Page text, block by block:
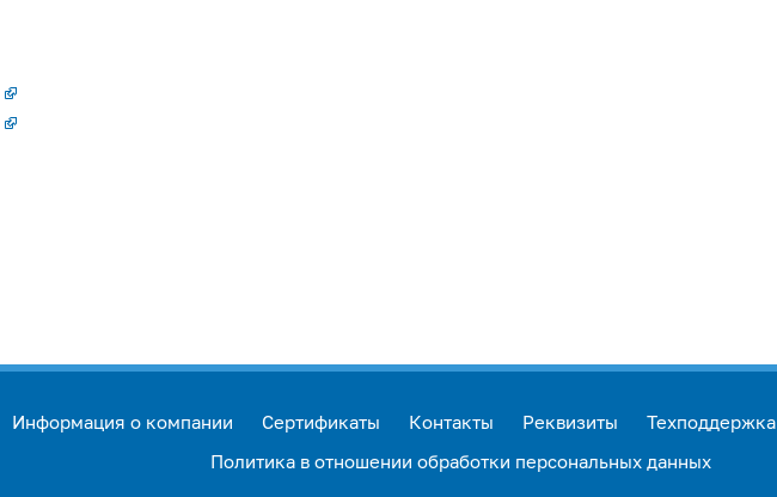
Информация о компании Сертификаты Контакты Реквизиты Техподдержка
Политика в отношении обработки персональных данных